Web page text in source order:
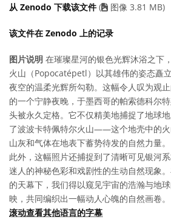
从 Zenodo 下载该文件 ( 图像 3.81 MB)
该文件在 Zenodo 上的记录
图片说明 在璀璨星河的银色光辉沐浴之下
火山（Popocatépetl）以其雄伟的姿态矗
夜空的温柔光辉所勾勒。这幅令人叹为观
的一个宁静夜晚，于墨西哥的帕索德科尔
头被永久定格。它不仅精美地捕捉了地球
了波波卡特佩特尔火山——这个地壳中的
山灰和气体在地表下蓄势待发的自然力量。
此外，这幅照片还捕捉到了清晰可见银河
迷人的神秘色彩和戏剧性的生动自然现象
的天幕下，我们得以窥见宇宙的浩瀚与地
映，共同编织出一幅动人心魄的自然画卷。
滚动查看其他语言的字幕